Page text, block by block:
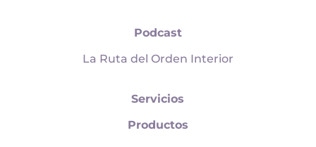
Podcast
La Ruta del Orden Interior
Servicios
Productos